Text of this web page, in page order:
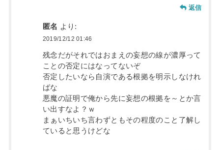
返信
匿名 より:
2019/12/12 01:46
残念だがそれではおまえの妄想の線が濃厚って
ことの否定にはなってないぞ
否定したいなら自演である根拠を明示しなけれ
ばな
悪魔の証明で俺から先に妄想の根拠を～とか言
い出すなよ？ｗ
まぁいちいち言わずともその程度のこと了解し
ていると思うけどな